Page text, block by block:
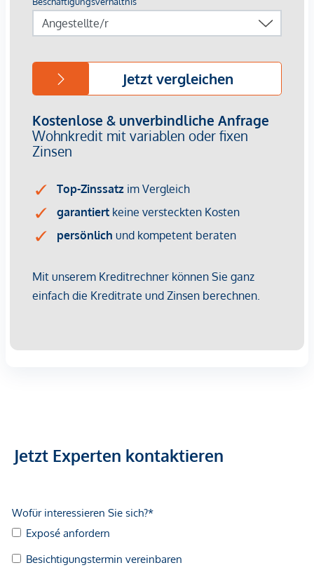
Zusätzliche Information:
ausschließlich zum Bruttokaufpreis für Eigennutzer
erworben werden.
gesondert ausgewiesener Umsatzsteuer ist bei diesem
Projekt nicht vorgesehen.
Diese Struktur bietet insbesondere Käuferinnen und
Kleinunternehmerregelung vermieten möchten. Da keine
Umsatzsteuer gesondert ausgewiesen wird, entsteht
keine Verpflichtung zum Vorsteuerabzug sowie zu
entsprechenden umsatzsteuerlichen Verrechnungen oder
Damit bietet dieses Modell eine klare, transparente und
administrativ schlanke Lösung für Investorinnen und
Infrastruktur / Entfernungen
Arzt <250m
Jetzt Experten kontaktieren